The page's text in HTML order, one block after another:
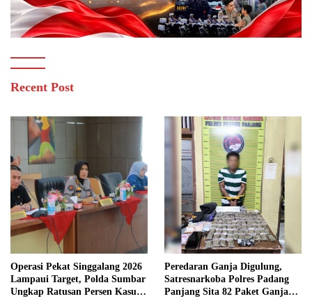
Recent Post
Operasi Pekat Singgalang 2026
Lampaui Target, Polda Sumbar
Ungkap Ratusan Persen Kasus
Peredaran Ganja Digulung,
Satresnarkoba Polres Padang
Panjang Sita 82 Paket Ganja